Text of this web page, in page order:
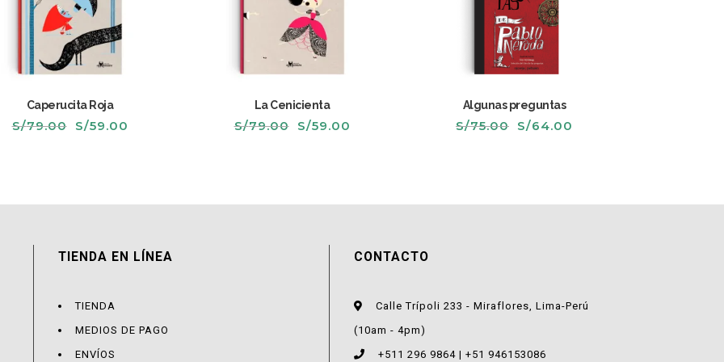
Caperucita Roja
S/79.00 El
S/59.00
La Cenicienta
S/79.00 El
S/59.00
Algunas preguntas
S/75.00 El
S/64.00
TIENDA EN LÍNEA
TIENDA
MEDIOS DE PAGO
ENVÍOS
CONTACTO
Calle Trípoli 233 - Miraflores, Lima-Perú
(10am - 4pm)
+511 296 9864 | +51 946153086